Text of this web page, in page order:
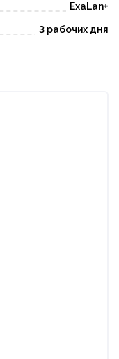
ExaLan+
3 рабочих дня